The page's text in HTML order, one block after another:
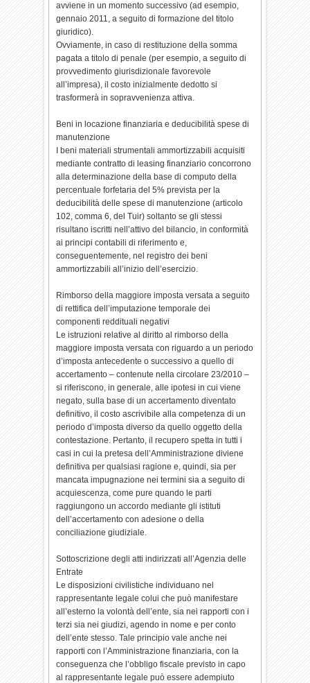
avviene in un momento successivo (ad esempio,
gennaio 2011, a seguito di formazione del titolo
giuridico).
Ovviamente, in caso di restituzione della somma
pagata a titolo di penale (per esempio, a seguito di
provvedimento giurisdizionale favorevole
all’impresa), il costo inizialmente dedotto si
trasformerà in sopravvenienza attiva.
Beni in locazione finanziaria e deducibilità spese di
manutenzione
I beni materiali strumentali ammortizzabili acquisiti
mediante contratto di leasing finanziario concorrono
alla determinazione della base di computo della
percentuale forfetaria del 5% prevista per la
deducibilità delle spese di manutenzione (articolo
102, comma 6, del Tuir) soltanto se gli stessi
risultano iscritti nell’attivo del bilancio, in conformità
ai principi contabili di riferimento e,
conseguentemente, nel registro dei beni
ammortizzabili all’inizio dell’esercizio.
Rimborso della maggiore imposta versata a seguito
di rettifica dell’imputazione temporale dei
componenti reddituali negativi
Le istruzioni relative al diritto al rimborso della
maggiore imposta versata con riguardo a un periodo
d’imposta antecedente o successivo a quello di
accertamento – contenute nella circolare 23/2010 –
si riferiscono, in generale, alle ipotesi in cui viene
negato, sulla base di un accertamento diventato
definitivo, il costo ascrivibile alla competenza di un
periodo d’imposta diverso da quello oggetto della
contestazione. Pertanto, il recupero spetta in tutti i
casi in cui la pretesa dell’Amministrazione diviene
definitiva per qualsiasi ragione e, quindi, sia per
mancata impugnazione nei termini sia a seguito di
acquiescenza, come pure quando le parti
raggiungono un accordo mediante gli istituti
dell’accertamento con adesione o della
conciliazione giudiziale.
Sottoscrizione degli atti indirizzati all’Agenzia delle
Entrate
Le disposizioni civilistiche individuano nel
rappresentante legale colui che può manifestare
all’esterno la volontà dell’ente, sia nei rapporti con i
terzi sia nei giudizi, agendo in nome e per conto
dell’ente stesso. Tale principio vale anche nei
rapporti con l’Amministrazione finanziaria, con la
conseguenza che l’obbligo fiscale previsto in capo
al rappresentante legale può essere adempiuto